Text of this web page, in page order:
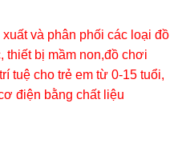
và phân phối các loại đồ
thiết bị mầm non,đồ chơi
tuệ cho trẻ em từ 0-15 tuổi,
điện bằng chất liệu